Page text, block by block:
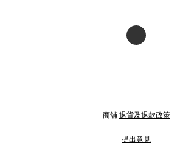
商舖 退貨及退款政策
提出意見